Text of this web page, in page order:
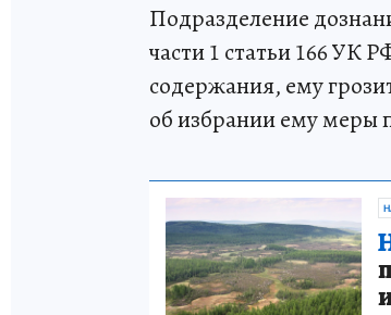
Подразделение
части 1 статьи 166 УК
содержания, ему
об избрании ему меры